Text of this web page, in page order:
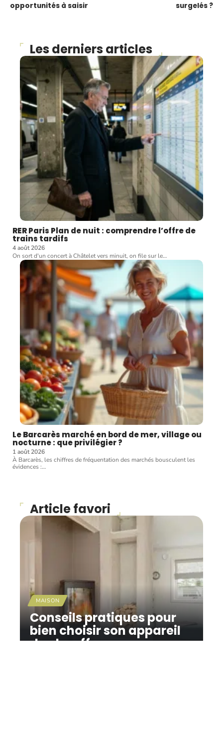
opportunités à saisir
surgelés ?
Les derniers articles
RER Paris Plan de nuit : comprendre l’offre de
trains tardifs
4 août 2026
On sort d'un concert à Châtelet vers minuit, on file sur le…
Le Barcarès marché en bord de mer, village ou
nocturne : que privilégier ?
1 août 2026
À Barcarès, les chiffres de fréquentation des marchés bousculent les
évidences :…
Article favori
MAISON
Conseils pratiques pour
bien choisir son appareil
de chauffage